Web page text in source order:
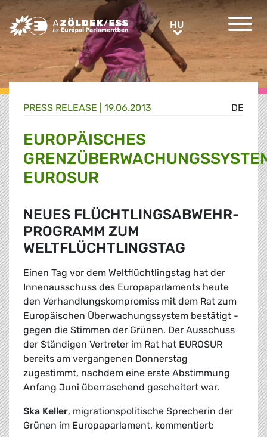
Greens/EFA Home HUHU
DE
PRESS RELEASE | 19.06.2013
EUROPÄISCHES
EUROSUR
NEUES FLÜCHTLINGSABWEHR-
PROGRAMM ZUM
WELTFLÜCHTLINGSTAG
Einen Tag vor dem Weltflüchtlingstag hat der
Innenausschuss des Europaparlaments heute
den Verhandlungskompromiss mit dem Rat zum
Europäischen Überwachungssystem bestätigt -
gegen die Stimmen der Grünen. Der Ausschuss
der Ständigen Vertreter im Rat hat EUROSUR
bereits am vergangenen Donnerstag
zugestimmt, nachdem eine erste Abstimmung
Anfang Juni überraschend gescheitert war.
Ska Keller, migrationspolitische Sprecherin der
Grünen im Europaparlament, kommentiert: